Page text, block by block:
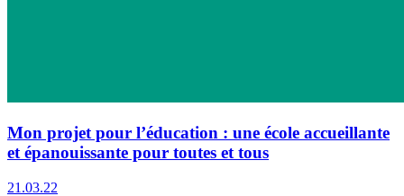
Mon projet pour l’éducation : une école accueillante
et épanouissante pour toutes et tous
21.03.22